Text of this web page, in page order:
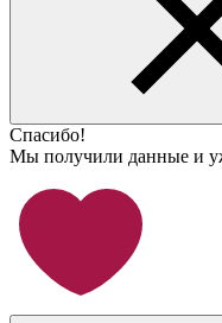
Спасибо!
Мы получили данные и